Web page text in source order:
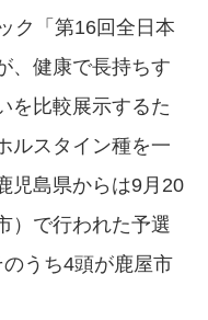
ク「第16回全日本
、健康で長持ちす
を比較展示するた
ルスタイン種を一
児島県からは9月20
）で行われた予選
うち4頭が鹿屋市